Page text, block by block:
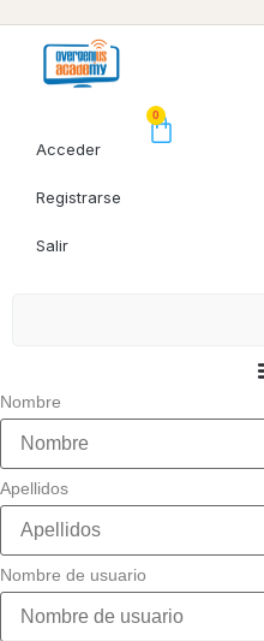
Acceder
Registrarse
Salir
0
Nombre
Apellidos
Nombre de usuario